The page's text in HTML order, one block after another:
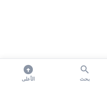
بحث الأعلى